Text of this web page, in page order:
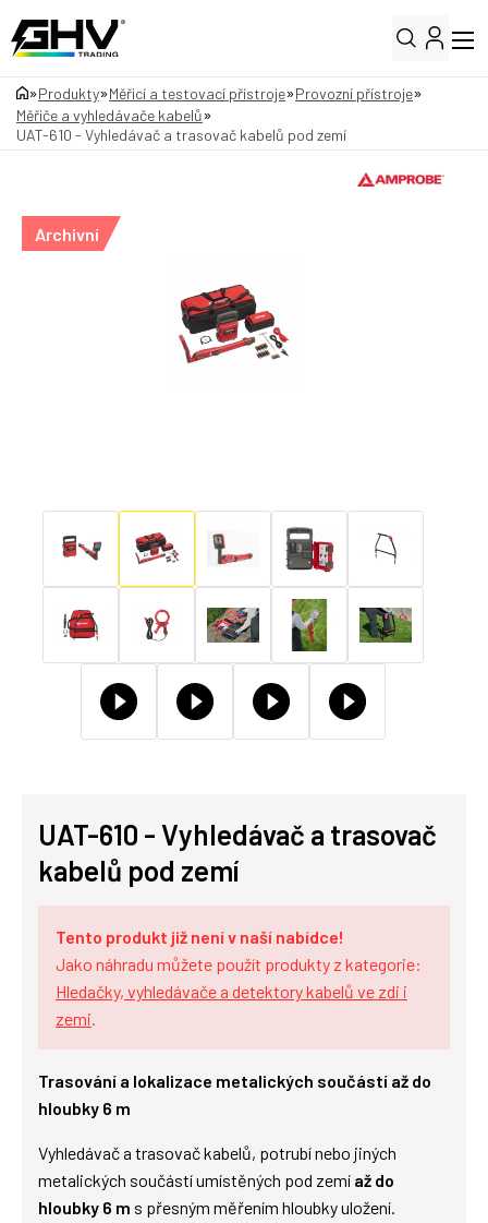
»Produkty»Měřicí a testovací přístroje»Provozní přístroje»
Měřiče a vyhledávače kabelů»
UAT-610 - Vyhledávač a trasovač kabelů pod zemí
Archivní
UAT-610 - Vyhledávač a trasovač
kabelů pod zemí
Tento produkt již není v naší nabídce!
Jako náhradu můžete použít produkty z kategorie:
Hledačky, vyhledávače a detektory kabelů ve zdi i
zemi.
Trasování a lokalizace metalických součástí až do
hloubky 6 m
Vyhledávač a trasovač kabelů, potrubí nebo jiných
metalických součástí umístěných pod zemí až do
hloubky 6 m s přesným měřením hloubky uložení.